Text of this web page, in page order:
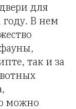
для
году. В нем
так и за
можно